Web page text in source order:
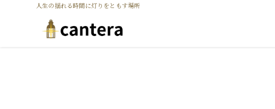
人生の揺れる時間に灯りをともす場所